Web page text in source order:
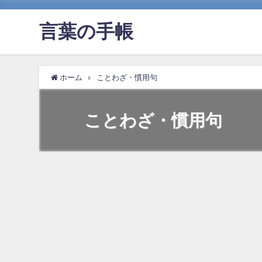
言葉の手帳
ホーム ことわざ・慣用句
ことわざ・慣用句